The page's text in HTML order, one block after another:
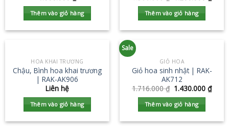
Thêm vào giỏ hàng Thêm vào giỏ hàng
HOA KHAI TRƯƠNG
Chậu, Bình hoa khai trương
| RAK-AK906
Liên hệ
Thêm vào giỏ hàng
Sale
GIỎ HOA
Giỏ hoa sinh nhật | RAK-
AK712
1.716.000₫ 1.430.000₫
Thêm vào giỏ hàng